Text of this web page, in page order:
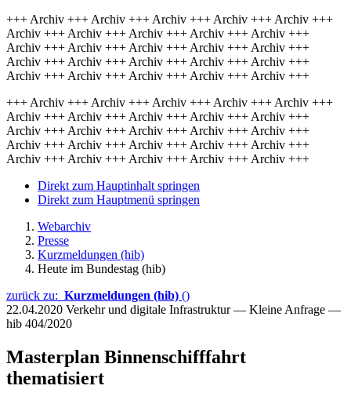
+++ Archiv +++ Archiv +++ Archiv +++ Archiv +++ Archiv +++
Archiv +++ Archiv +++ Archiv +++ Archiv +++ Archiv +++
Archiv +++ Archiv +++ Archiv +++ Archiv +++ Archiv +++
Archiv +++ Archiv +++ Archiv +++ Archiv +++ Archiv +++
Archiv +++ Archiv +++ Archiv +++ Archiv +++ Archiv +++
+++ Archiv +++ Archiv +++ Archiv +++ Archiv +++ Archiv +++
Archiv +++ Archiv +++ Archiv +++ Archiv +++ Archiv +++
Archiv +++ Archiv +++ Archiv +++ Archiv +++ Archiv +++
Archiv +++ Archiv +++ Archiv +++ Archiv +++ Archiv +++
Archiv +++ Archiv +++ Archiv +++ Archiv +++ Archiv +++
Direkt zum Hauptinhalt springen
Direkt zum Hauptmenü springen
Webarchiv
Presse
Kurzmeldungen (hib)
Heute im Bundestag (hib)
zurück zu: Kurzmeldungen (hib) ()
22.04.2020 Verkehr und digitale Infrastruktur — Kleine Anfrage —
hib 404/2020
Masterplan Binnenschifffahrt
thematisiert